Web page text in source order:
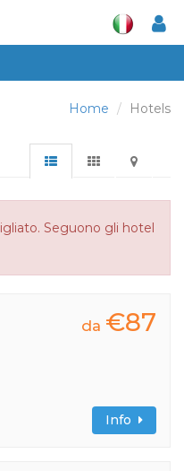
Home Hotels
Seguono gli hotel
da €87
Info